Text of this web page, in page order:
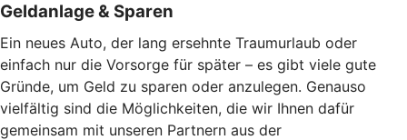
Geldanlage & Sparen
Ein neues Auto, der lang ersehnte Traumurlaub oder
einfach nur die Vorsorge für später – es gibt viele gute
Gründe, um Geld zu sparen oder anzulegen. Genauso
vielfältig sind die Möglichkeiten, die wir Ihnen dafür
gemeinsam mit unseren Partnern aus der